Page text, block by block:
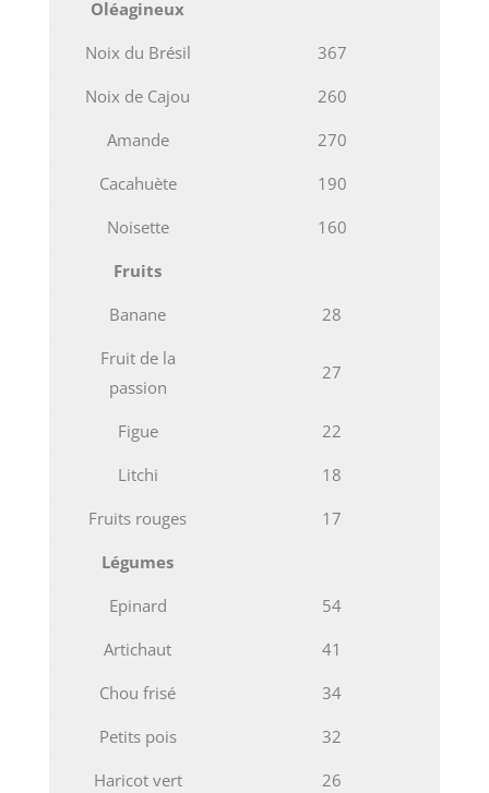
Oléagineux
Noix du Brésil
367
Noix de Cajou
260
Amande
270
Cacahuète
190
Noisette
160
Fruits
Banane
28
Fruit de la
passion
27
Figue
22
Litchi
18
Fruits rouges
17
Légumes
Epinard
54
Artichaut
41
Chou frisé
34
Petits pois
32
Haricot vert
26